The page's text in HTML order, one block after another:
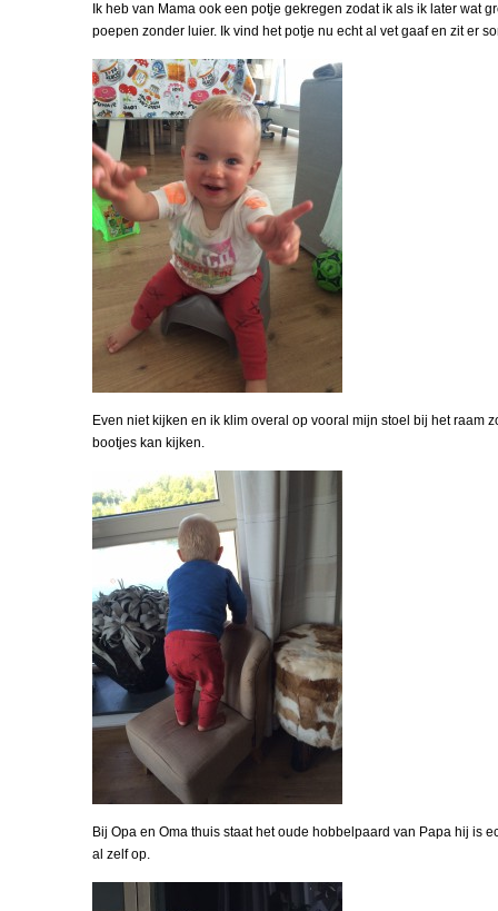
Ik heb van Mama ook een potje gekregen zodat ik als ik later wat
poepen zonder luier. Ik vind het potje nu echt al vet gaaf en zit er
Even niet kijken en ik klim overal op vooral mijn stoel bij het raam
bootjes kan kijken.
Bij Opa en Oma thuis staat het oude hobbelpaard van Papa hij is
al zelf op.